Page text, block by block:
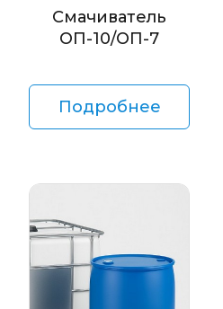
Смачиватель
ОП-10/ОП-7
Подробнее